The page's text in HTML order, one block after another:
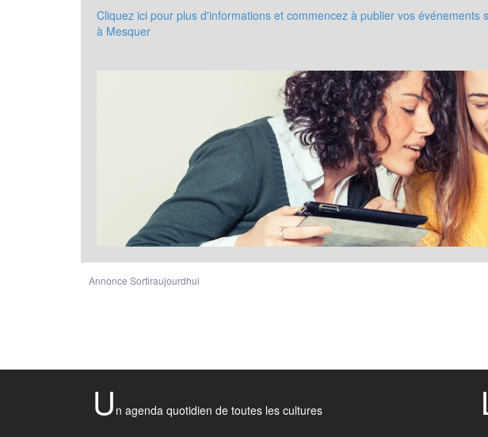
Cliquez ici pour plus d'informations et commencez à publier vos événements
à Mesquer
Annonce Sortiraujourdhui
U n agenda quotidien de toutes les cultures